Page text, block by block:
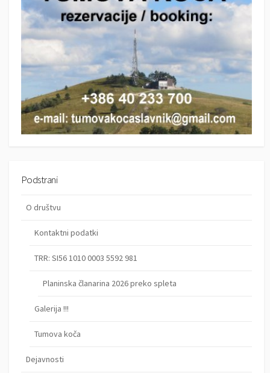
Podstrani
O društvu
Kontaktni podatki
TRR: SI56 1010 0003 5592 981
Planinska članarina 2026 preko spleta
Galerija !!!
Tumova koča
Dejavnosti